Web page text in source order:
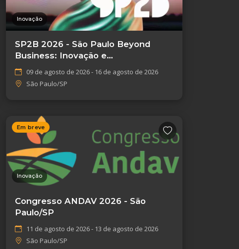
Inovação
SP2B 2026 - São Paulo Beyond
Business: Inovação e
Empreendedorismo
09 de agosto de 2026 - 16 de agosto de 2026
São Paulo/SP
Em breve
Inovação
Congresso ANDAV 2026 - São
Paulo/SP
11 de agosto de 2026 - 13 de agosto de 2026
São Paulo/SP